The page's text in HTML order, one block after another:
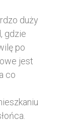
duży
gdzie
po
jest
co